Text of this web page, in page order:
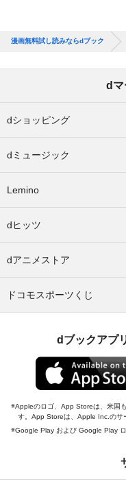
漫画無料試し読みならdブック
dマ
dショッピング
dミュージック
Lemino
dヒッツ
dアニメストア
ドコモスポーツくじ
dブックアプ
Appleのロゴ、App Storeは、米国
す。App Storeは、Apple Inc.のサ
Google Play および Google Play